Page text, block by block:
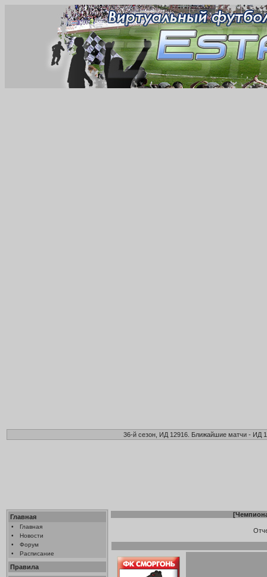
36-й сезон, ИД 12916. Ближайшие матчи - ИД
Главная
•
Главная
•
Новости
•
Форум
•
Расписание
Правила
[